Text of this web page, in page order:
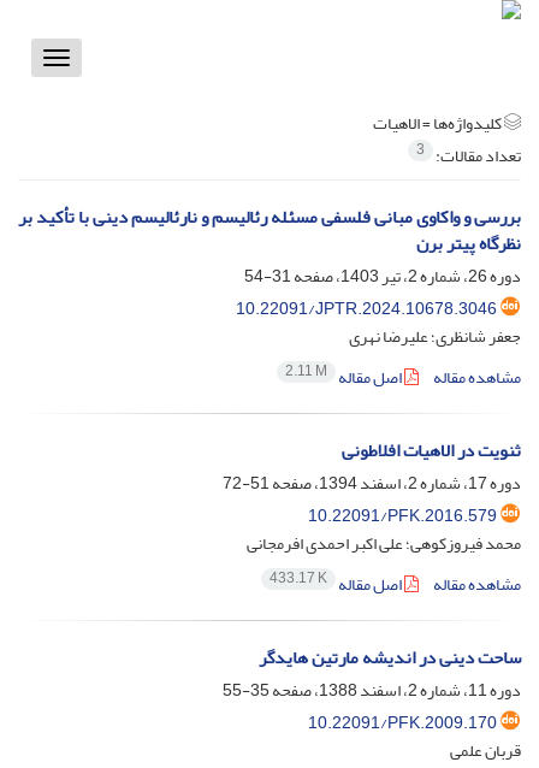
Toggle
کلیدواژه‌ها =الاهیات
تعداد مقالات: 3
بررسی و واکاوی مبانی فلسفی مسئله رئالیسم و نارئالیسم دینی با تأکید بر
نظرگاه پیتر برن
دوره 26، شماره 2، تیر 1403، صفحه
31-54
10.22091/JPTR.2024.10678.3046
جعفر شانظری؛ علیرضا نهری
مشاهده مقاله
اصل مقاله 2.11 M
ثنویت در الاهیات افلاطونی
دوره 17، شماره 2، اسفند 1394، صفحه
51-72
10.22091/PFK.2016.579
محمد فیروزکوهی؛ علی اکبر احمدی افرمجانی
مشاهده مقاله
اصل مقاله 433.17 K
ساحت دینی در اندیشه مارتین هایدگر
دوره 11، شماره 2، اسفند 1388، صفحه
35-55
10.22091/PFK.2009.170
قربان علمی